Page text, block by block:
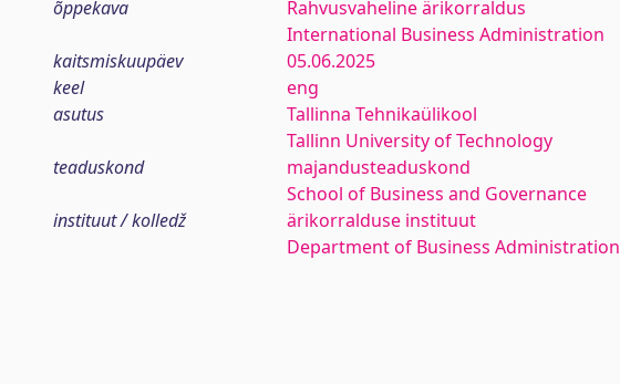
õppekava
Rahvusvaheline ärikorraldus
International Business Administration
kaitsmiskuupäev
05.06.2025
keel
eng
asutus
Tallinna Tehnikaülikool
Tallinn University of Technology
teaduskond
majandusteaduskond
School of Business and Governance
instituut / kolledž
ärikorralduse instituut
Department of Business Administration